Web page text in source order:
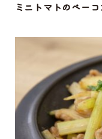
ミニトマトのベーコ